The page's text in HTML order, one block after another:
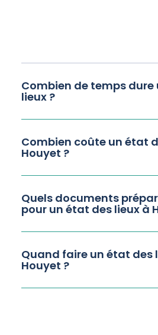
Combien de temps
lieux ?
Combien coûte un état
Houyet ?
Quels documents
pour un état des lieux à
Quand faire un état des
Houyet ?